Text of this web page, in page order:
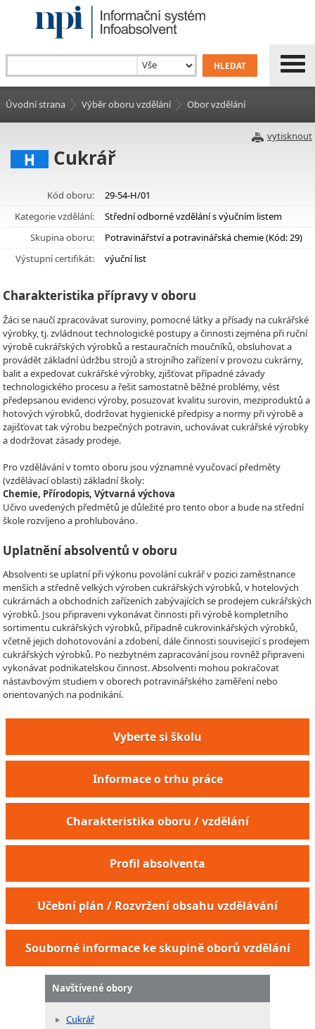
Úvodní strana Výběr oboru vzdělání Obor vzdělání
vytisknout
H Cukrář
Kód oboru:
29-54-H/01
Kategorie vzdělání:
Střední odborné vzdělání s výučním listem
Skupina oboru:
Potravinářství a potravinářská chemie (Kód: 29)
Výstupní certifikát:
výuční list
Charakteristika přípravy v oboru
Žáci se naučí zpracovávat suroviny, pomocné látky a přísady na cukrářské
výrobky, tj. zvládnout technologické postupy a činnosti zejména při ruční
výrobě cukrářských výrobků a restauračních moučníků, obsluhovat a
provádět základní údržbu strojů a strojního zařízení v provozu cukrárny,
balit a expedovat cukrářské výrobky, zjišťovat případné závady
technologického procesu a řešit samostatně běžné problémy, vést
předepsanou evidenci výroby, posuzovat kvalitu surovin, meziproduktů a
hotových výrobků, dodržovat hygienické předpisy a normy při výrobě a
zajišťovat tak výrobu bezpečných potravin, uchovávat cukrářské výrobky
a dodržovat zásady prodeje.
Pro vzdělávání v tomto oboru jsou významné vyučovací předměty
(vzdělávací oblasti) základní školy:
Chemie, Přírodopis, Výtvarná výchova
Učivo uvedených předmětů je důležité pro tento obor a bude na střední
škole rozvíjeno a prohlubováno.
Uplatnění absolventů v oboru
Absolventi se uplatní při výkonu povolání cukrář v pozici zaměstnance
menších a středně velkých výroben cukrářských výrobků, v hotelových
cukrárnách a obchodních zařízeních zabývajících se prodejem cukrářských
výrobků. Jsou připraveni vykonávat činnosti při výrobě kompletního
sortimentu cukrářských výrobků, případně cukrovinkářských výrobků,
včetně jejich dohotovování a zdobení, dále činnosti související s prodejem
cukrářských výrobků. Po nezbytném zapracování jsou rovněž připraveni
vykonávat podnikatelskou činnost. Absolventi mohou pokračovat
nástavbovým studiem v oborech potravinářského zaměření nebo
orientovaných na podnikání.
Vyberte si školu
Informace o trhu práce
Charakteristika oboru / vzdělání
Profil absolventa
Učební plán / Rozvržení obsahu vzdělávání
Souborné informace ke skupině oborů vzdělání
Navštívené obory
Cukrář
Pracovník výroby restauračních moučníků
Pracovník výroby zákusků a dortů